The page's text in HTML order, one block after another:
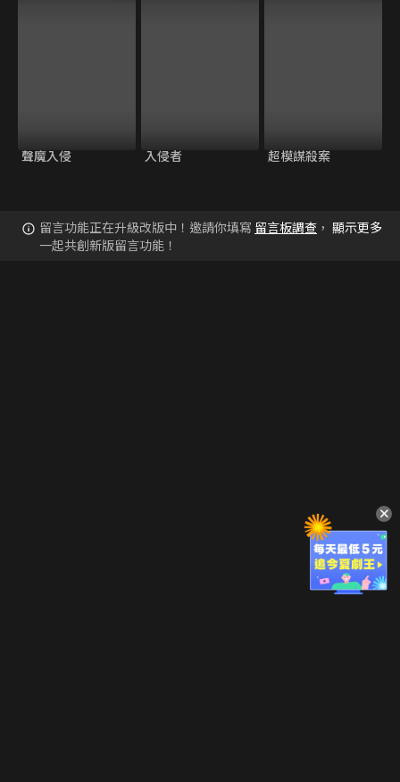
聲魔入侵 入侵者 超模謀殺案
留言功能正在升級改版中！邀請你填寫 留言板調查 ，
一起共創新版留言功能！
顯示更多